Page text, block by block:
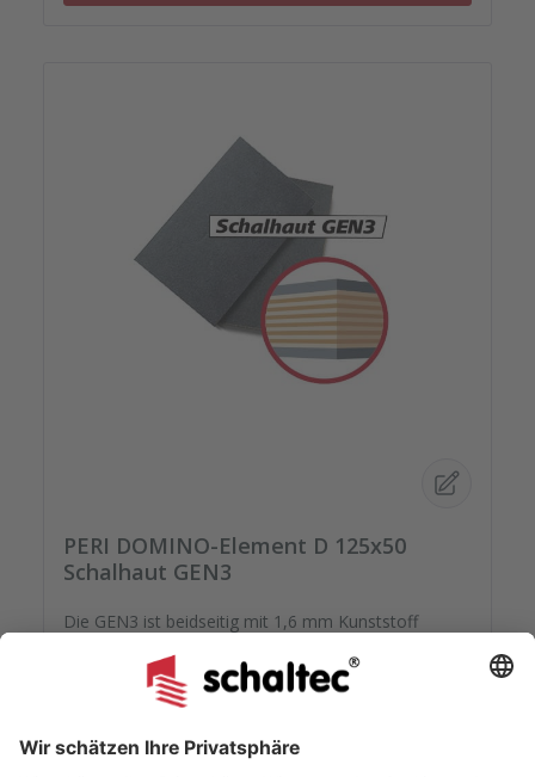
PERI DOMINO-Element D 125x50
Schalhaut GEN3
Die GEN3 ist beidseitig mit 1,6 mm Kunststoff
Birkenplatte. Mit speziellem Schutzlack versiegelt
geht Ihre montagefertige Ersatzplatten auf die Reise.
Sie sich verlassen.